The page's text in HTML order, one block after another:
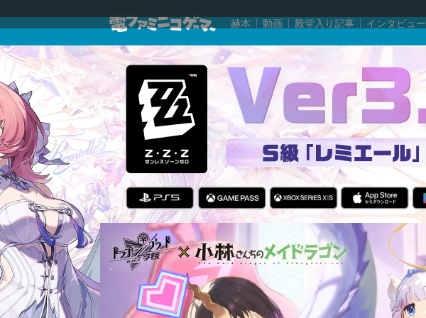
赫本 動画 殿堂入り記事 インタビュー